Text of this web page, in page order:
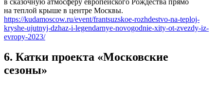
на теплой крыше в центре Москвы.
https://kudamoscow.ru/event/frantsuzskoe-rozhdestvo-na-teploj-
kryshe-ujutnyj-dzhaz-i-legendarnye-novogodnie-xity-ot-zvezdy-iz-
evropy-2023/
6. Катки проекта «Московские
сезоны»